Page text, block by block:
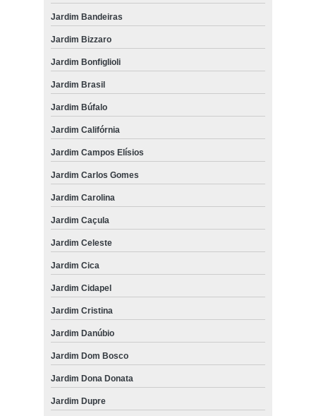
Jardim Bandeiras
Jardim Bizzaro
Jardim Bonfiglioli
Jardim Brasil
Jardim Búfalo
Jardim Califórnia
Jardim Campos Elísios
Jardim Carlos Gomes
Jardim Carolina
Jardim Caçula
Jardim Celeste
Jardim Cica
Jardim Cidapel
Jardim Cristina
Jardim Danúbio
Jardim Dom Bosco
Jardim Dona Donata
Jardim Dupre